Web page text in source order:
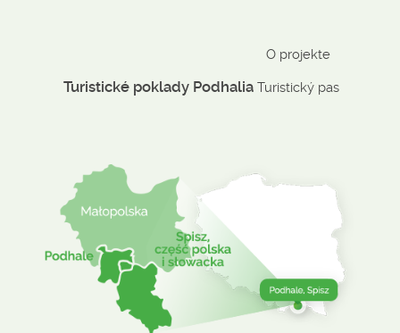
Turistické poklady Podhalia
O projekte
Turistický pas